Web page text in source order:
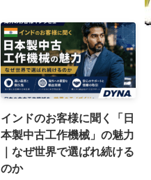
インドのお客様に聞く「日
本製中古工作機械」の魅力
｜なぜ世界で選ばれ続ける
のか